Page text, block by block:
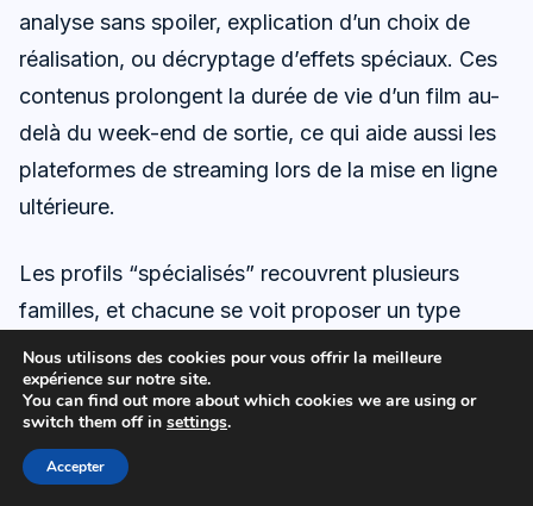
analyse sans spoiler, explication d’un choix de
réalisation, ou décryptage d’effets spéciaux. Ces
contenus prolongent la durée de vie d’un film au-
delà du week-end de sortie, ce qui aide aussi les
plateformes de streaming lors de la mise en ligne
ultérieure.
Les profils “spécialisés” recouvrent plusieurs
familles, et chacune se voit proposer un type
d’accès différent. Les essayistes vidéo obtiennent
parfois des extraits autorisés et des interviews
longues. Les critiques orientés grand public
reçoivent plutôt des invitations à des projections
Nous utilisons des cookies pour vous offrir la meilleure
expérience sur notre site.
You can find out more about which cookies we are using or
switch them off in settings.
Accepter